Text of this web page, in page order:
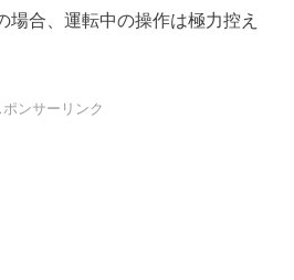
場合、運転中の操作は極力控え
ポンサーリンク